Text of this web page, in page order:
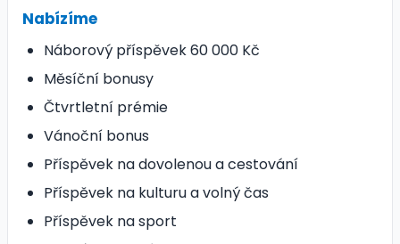
Nabízíme
Náborový příspěvek 60 000 Kč
Měsíční bonusy
Čtvrtletní prémie
Vánoční bonus
Příspěvek na dovolenou a cestování
Příspěvek na kulturu a volný čas
Příspěvek na sport